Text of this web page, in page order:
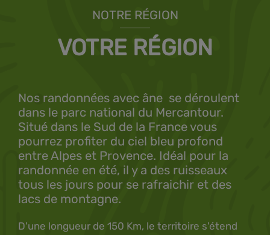
NOTRE RÉGION
VOTRE RÉGION
Nos randonnées avec âne se déroulent
dans le parc national du Mercantour.
Situé dans le Sud de la France vous
pourrez profiter du ciel bleu profond
entre Alpes et Provence. Idéal pour la
randonnée en été, il y a des ruisseaux
tous les jours pour se rafraichir et des
lacs de montagne.
D'une longueur de 150 Km, le territoire s'étend